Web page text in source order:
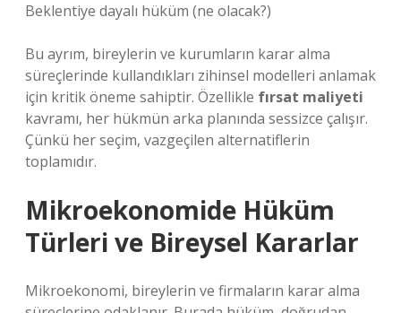
Beklentiye dayalı hüküm (ne olacak?)
Bu ayrım, bireylerin ve kurumların karar alma
süreçlerinde kullandıkları zihinsel modelleri anlamak
için kritik öneme sahiptir. Özellikle fırsat maliyeti
kavramı, her hükmün arka planında sessizce çalışır.
Çünkü her seçim, vazgeçilen alternatiflerin
toplamıdır.
Mikroekonomide Hüküm
Türleri ve Bireysel Kararlar
Mikroekonomi, bireylerin ve firmaların karar alma